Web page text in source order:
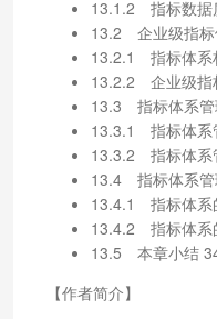
13.1.2 指标数据
13.2 企业级指标
13.2.1 指标体系
13.2.2 企业级指
13.3 指标体系管
13.3.1 指标体系
13.3.2 指标体系
13.4 指标体系管
13.4.1 指标体系
13.4.2 指标体系
13.5 本章小结
【作者简介】